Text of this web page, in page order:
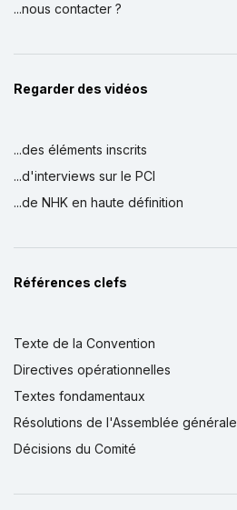
...nous contacter ?
Regarder des vidéos
...des éléments inscrits
...d'interviews sur le PCI
...de NHK en haute définition
Références clefs
Texte de la Convention
Directives opérationnelles
Textes fondamentaux
Résolutions de l'Assemblée générale
Décisions du Comité